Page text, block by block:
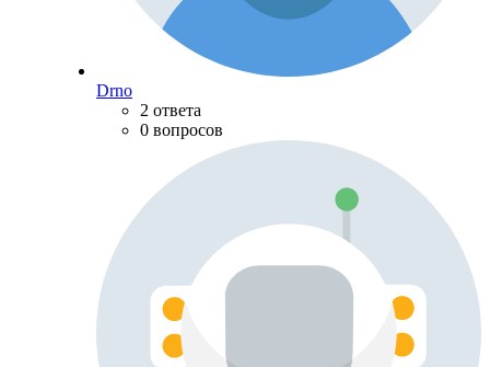
Drno
2 ответа
0 вопросов